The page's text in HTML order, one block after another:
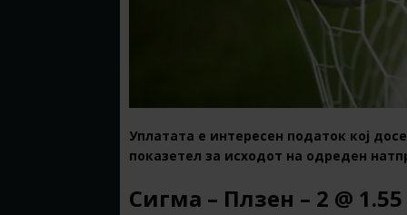
Уплатата е интересен податок кој
показетел за исходот на одреден
Сигма – Плзен – 2 @ 1.55